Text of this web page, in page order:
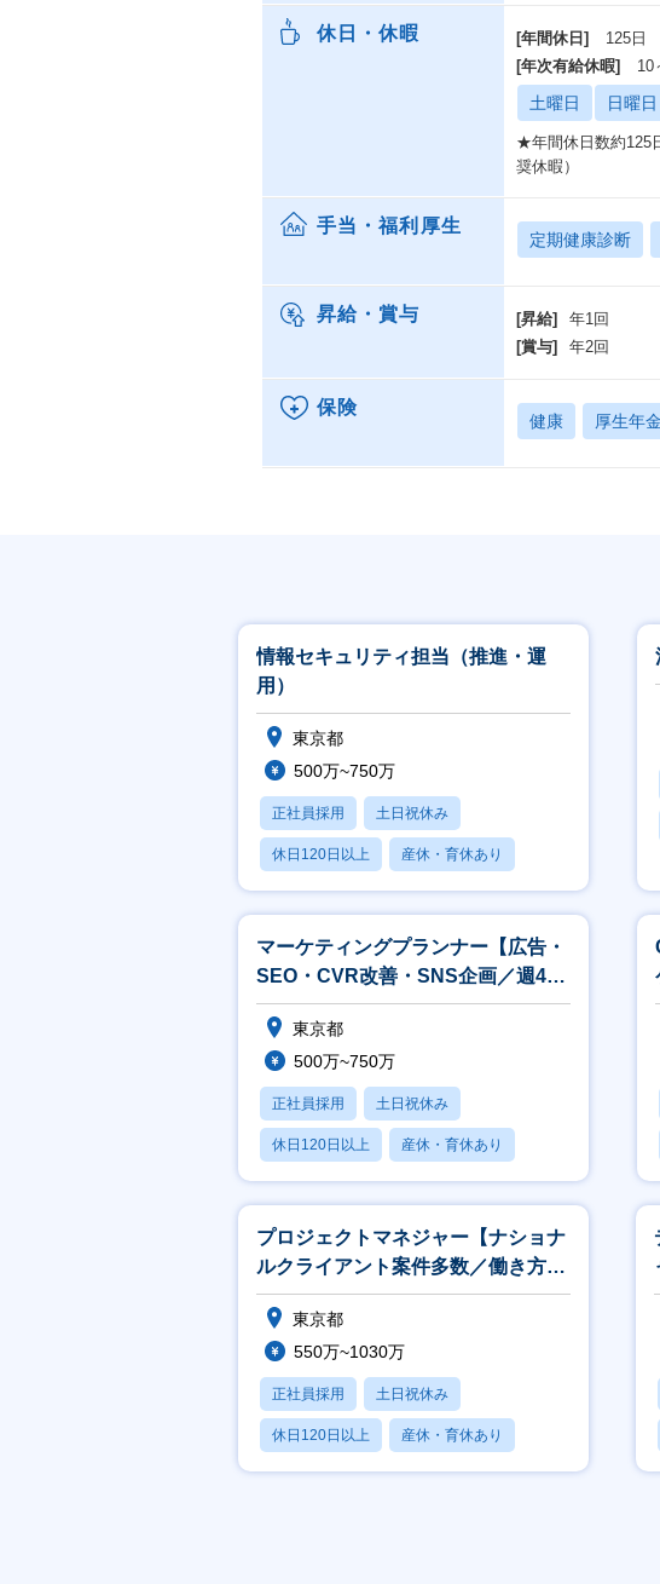
休日・休暇 [年間休日]
125日
[年次有給休暇]
10
土曜日 日曜日
★年間休日数約125
奨休暇）
手当・福利厚生
定期健康診断
昇給・賞与 [昇給]
年1回
[賞与]
年2回
保険
健康 厚生年金
情報セキュリティ担当（推進・運
用）
東京都
500万~750万
正社員採用 土日祝休み
休日120日以上 産休・育休あり
月残業20時間以内
マーケティングプランナー【広告・
SEO・CVR改善・SNS企画／週4リ
モート】
東京都
500万~750万
正社員採用 土日祝休み
休日120日以上 産休・育休あり
月残業20時間以内
プロジェクトマネジャー【ナショナ
ルクライアント案件多数／働き方◎
／リモート９割】
東京都
550万~1030万
正社員採用 土日祝休み
休日120日以上 産休・育休あり
月残業20時間以内